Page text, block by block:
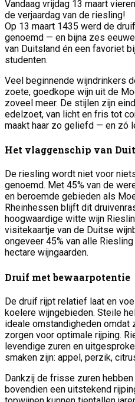
Vandaag vrijdag 13 maart
de verjaardag van de riesling!
Op 13 maart 1435 werd de
genoemd — en bijna zes
van Duitsland én een favoriet
studenten.
Veel beginnende wijndrinkers
zoete, goedkope wijn uit de
zoveel meer. De stijlen zijn
edelzoet, van licht en fris tot
maakt haar zo geliefd — en zó
Het vlaggenschip van
De riesling wordt niet voor
genoemd. Met 45% van de
en beroemde gebieden als
Rheinhessen blijft dit
hoogwaardige witte wijn
visitekaartje van de Duitse
ongeveer 45% van alle
hectare wijngaarden.
Druif met bewaarpotentie
De druif rijpt relatief laat en
koelere wijngebieden. Steile
ideale omstandigheden omdat
zorgen voor optimale rijping.
levendige zuren en
smaken zijn: appel, perzik,
Dankzij de frisse zuren
bovendien een uitstekend